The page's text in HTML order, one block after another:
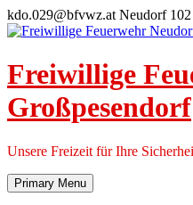
Skip
to
kdo.029@bfvwz.at Neudorf
Freiwillige
Großpesendorf
Unsere Freizeit für Ihre
Primary Menu